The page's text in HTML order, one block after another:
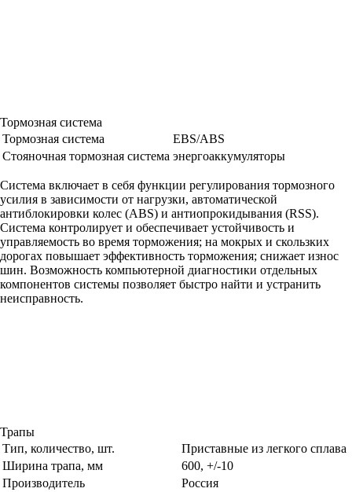
Тормозная система
Тормозная система
EBS/ABS
Стояночная тормозная система энергоаккумуляторы
Система включает в себя функции регулирования тормозного
усилия в зависимости от нагрузки, автоматической
антиблокировки колес (ABS) и антиопрокидывания (RSS).
Система контролирует и обеспечивает устойчивость и
управляемость во время торможения; на мокрых и скользких
дорогах повышает эффективность торможения; снижает износ
шин. Возможность компьютерной диагностики отдельных
компонентов системы позволяет быстро найти и устранить
неисправность.
Трапы
Тип, количество, шт.
Приставные из легкого сплава
Ширина трапа, мм
600, +/-10
Производитель
Россия